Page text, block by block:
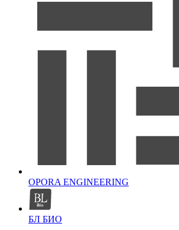
OPORA ENGINEERING
БЛ БИО